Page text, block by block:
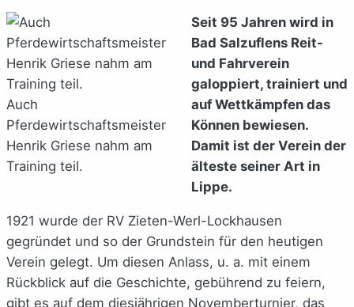
Auch
Pferdewirtschaftsmeister
Henrik Griese nahm am
Training teil.
Seit 95 Jahren wird in
Bad Salzuflens Reit-
und Fahrverein
galoppiert, trainiert und
auf Wettkämpfen das
Können bewiesen.
Damit ist der Verein der
älteste seiner Art in
Lippe.
1921 wurde der RV Zieten-Werl-Lockhausen
gegründet und so der Grundstein für den heutigen
Verein gelegt. Um diesen Anlass, u. a. mit einem
Rückblick auf die Geschichte, gebührend zu feiern,
gibt es auf dem diesjährigen Novemberturnier, das